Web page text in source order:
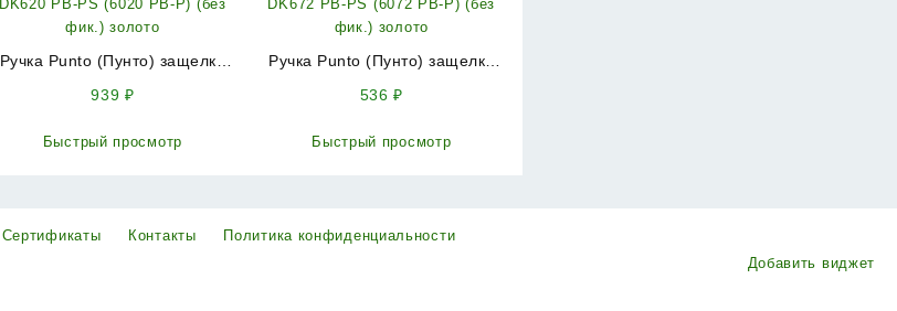
Ручка Punto (Пунто) защелка
939 ₽
Быстрый просмотр
Ручка Punto (Пунто) защелка
536₽
Быстрый просмотр
Сертификаты Контакты Политика конфиденциальности
Добавить виджет